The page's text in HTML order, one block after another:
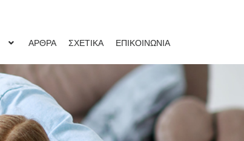
ΑΡΘΡΑ ΣΧΕΤΙΚΑ ΕΠΙΚΟΙΝΩΝΙΑ